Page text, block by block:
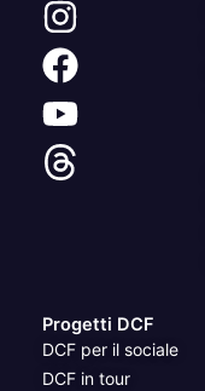
Progetti DCF
DCF per il sociale
DCF in tour